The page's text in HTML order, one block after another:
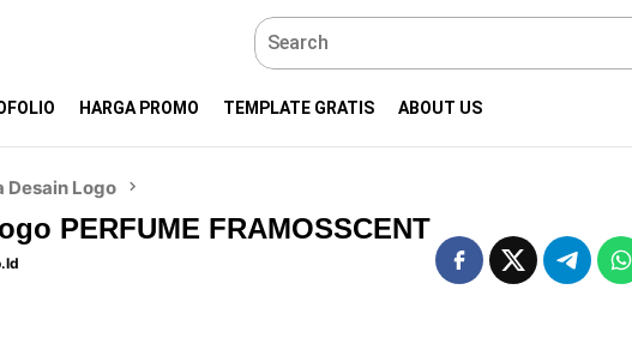
HARGA PROMO TEMPLATE GRATIS ABOUT US
Desain Logo
PERFUME FRAMOSSCENT